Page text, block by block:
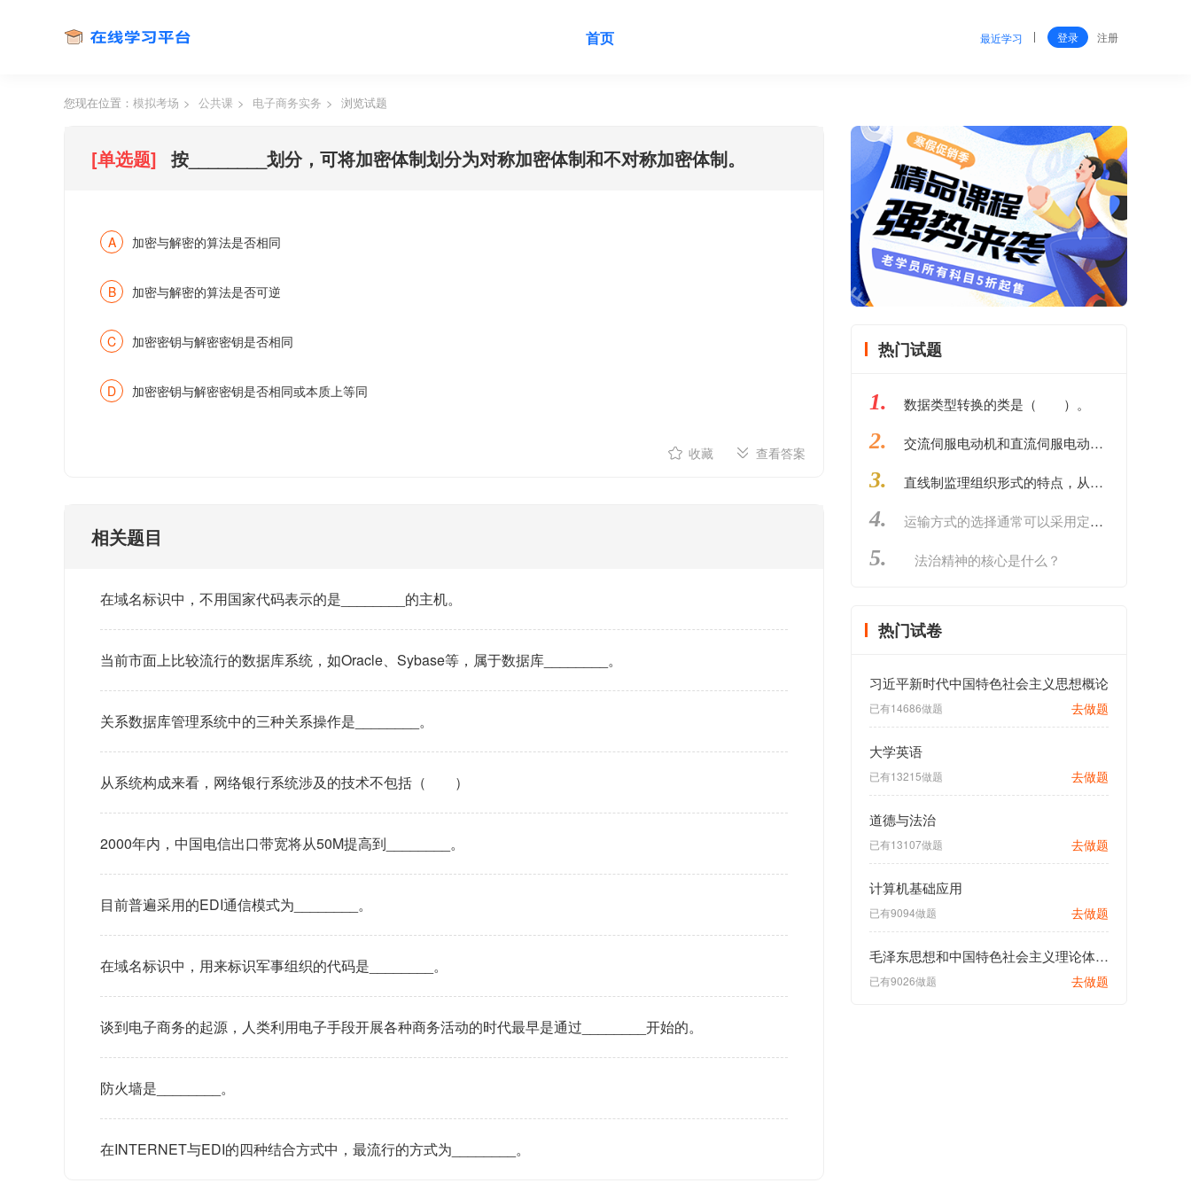
首页 最近学习 登录 注册
您现在位置： 模拟考场 > 公共课 > 电子商务实务 > 浏览试题
[单选题] 按________划分，可将加密体制划分为对称加密体制和不对称加密体制。
A 加密与解密的算法是否相同
B 加密与解密的算法是否可逆
C 加密密钥与解密密钥是否相同
D 加密密钥与解密密钥是否相同或本质上等同
收藏 查看答案
相关题目
在域名标识中，不用国家代码表示的是________的主机。
当前市面上比较流行的数据库系统，如Oracle、Sybase等，属于数据库________。
关系数据库管理系统中的三种关系操作是________。
从系统构成来看，网络银行系统涉及的技术不包括（ ）
2000年内，中国电信出口带宽将从50M提高到________。
目前普遍采用的EDI通信模式为________。
在域名标识中，用来标识军事组织的代码是________。
谈到电子商务的起源，人类利用电子手段开展各种商务活动的时代最早是通过________开始的。
防火墙是________。
在INTERNET与EDI的四种结合方式中，最流行的方式为________。
热门试题
1. 数据类型转换的类是（ ）。
2. 交流伺服电动机和直流伺服电动机的( )。
3. 直线制监理组织形式的特点，从命令源来讲________。
4. 运输方式的选择通常可以采用定性和定量分析。
5. 法治精神的核心是什么？
热门试卷
习近平新时代中国特色社会主义思想概论
去做题
已有14686做题
大学英语
去做题
已有13215做题
道德与法治
去做题
已有13107做题
计算机基础应用
去做题
已有9094做题
毛泽东思想和中国特色社会主义理论体系概论
去做题
已有9026做题